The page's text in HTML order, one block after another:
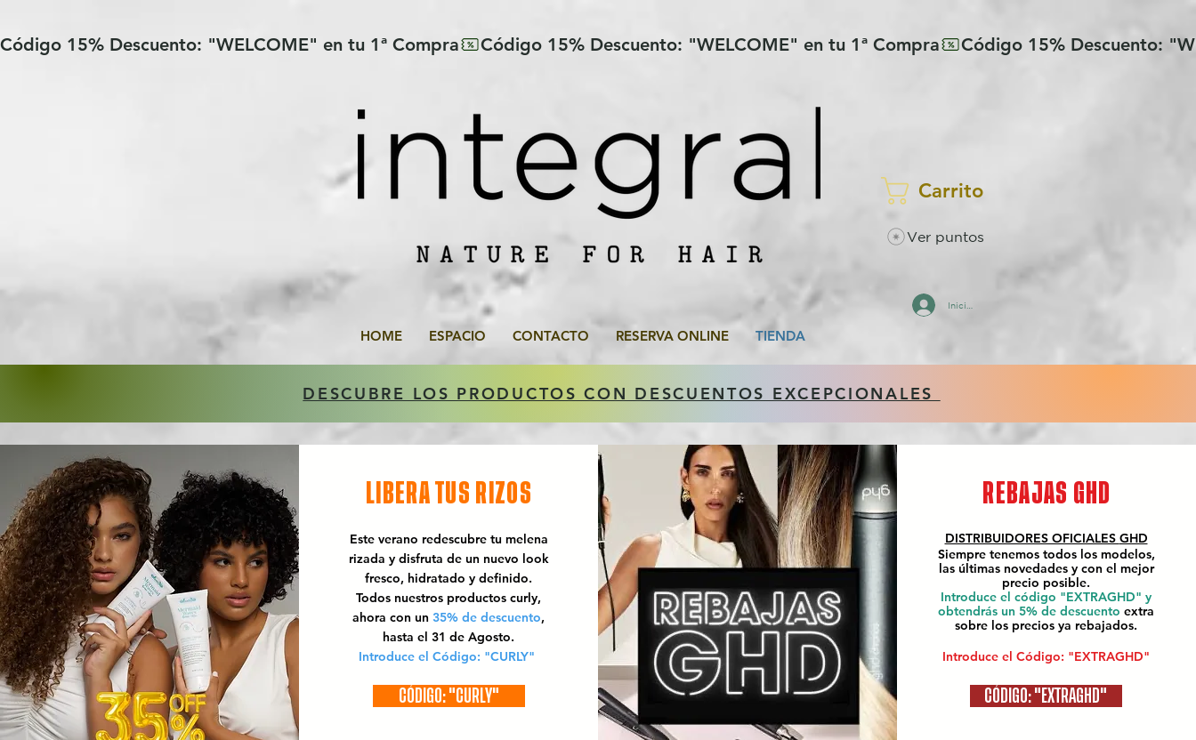
Código 15% Descuento: "WELCOME" en tu 1ª Compra
Carrito
Ver puntos
Iniciar sesión
HOME ESPACIO CONTACTO RESERVA ONLINE TIENDA
DESCUBRE LOS PRODUCTOS CON DESCUENTOS EXCEPCIONALES
LIBERA TUS RIZOS
Este verano redescubre tu melena
rizada y disfruta de un nuevo look
fresco, hidratado y definido.
Todos nuestros productos curly,
ahora con un 35% de descuento,
hasta el 31 de Agosto.
Introduce el Código: "CURLY"
CÓDIGO: "CURLY"
REBAJAS GHD
DISTRIBUIDORES OFICIALES GHD
Siempre tenemos todos los modelos,
las últimas novedades y con el mejor
precio posible.
Introduce el código "EXTRAGHD" y
obtendrás un 5% de descuento extra
sobre los precios ya rebajados.
Introduce el Código: "EXTRAGHD"
CÓDIGO: "EXTRAGHD"